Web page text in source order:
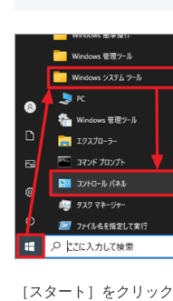
［スタート］をクリッ